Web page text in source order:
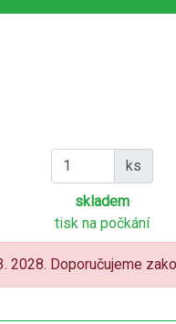
ks
skladem
tisk na počkání
2028. Doporučujeme